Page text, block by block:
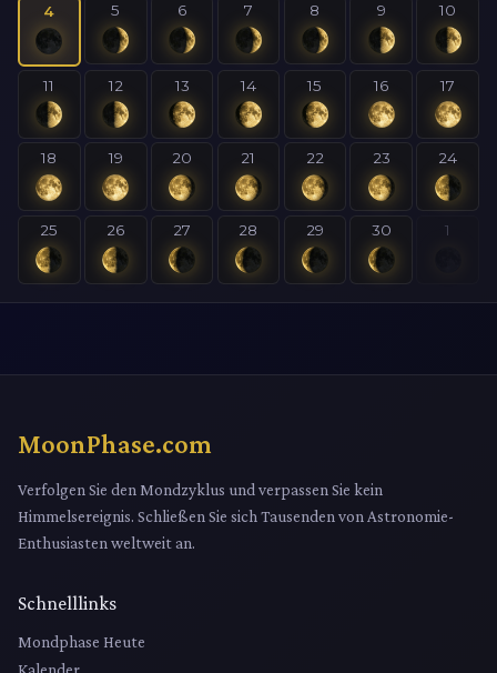
4 5 6 7 8 9 10
11 12 13 14 15 16 17
18 19 20 21 22 23 24
25 26 27 28 29 30 1
MoonPhase.com
Verfolgen Sie den Mondzyklus und verpassen Sie kein
Himmelsereignis. Schließen Sie sich Tausenden von Astronomie-
Enthusiasten weltweit an.
Schnelllinks
Mondphase Heute
Kalender